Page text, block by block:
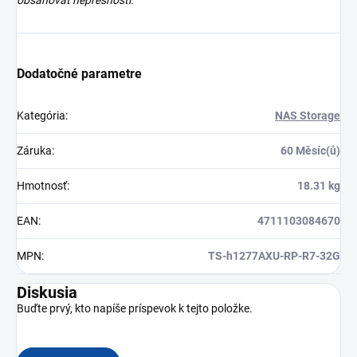
Dodatočné parametre
Kategória: NAS Storage
Záruka: 60 Měsíc(ů)
Hmotnosť: 18.31 kg
EAN: 4711103084670
MPN: TS-h1277AXU-RP-R7-32G
Diskusia
Buďte prvý, kto napíše príspevok k tejto položke.